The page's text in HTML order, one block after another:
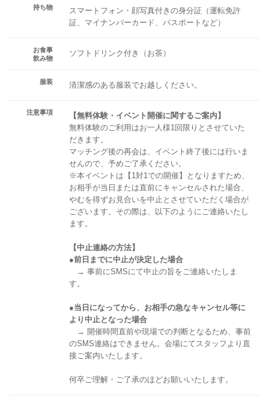
持ち物
スマートフォン・顔写真付きの身分証（運転免許
証、マイナンバーカード、パスポートなど）
お食事
飲み物
ソフトドリンク付き（お茶）
服装 清潔感のある服装でお越しください。
注意事項
【無料体験・イベント開催に関するご案内】
無料体験のご利用はお一人様1回限りとさせていた
だきます。
マッチング後の再会は、イベント終了後には行いま
せんので、予めご了承ください。
※本イベントは【1対1での開催】となりますため、
お相手が当日または直前にキャンセルされた場合、
やむを得ずお見合いを中止とさせていただく場合が
ございます。その際は、以下のようにご連絡いたし
ます。
【中止連絡の方法】
●前日までに中止が決定した場合
→ 事前にSMSにて中止の旨をご連絡いたしま
す。
●当日になってから、お相手の急なキャンセル等に
より中止となった場合
→ 開催時間直前や現場での判断となるため、事前
のSMS連絡はできません。会場にてスタッフより直
接ご案内いたします。
何卒ご理解・ご了承のほどお願いいたします。